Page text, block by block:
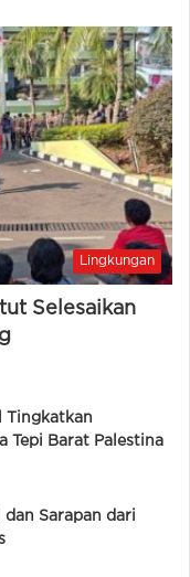
Lingkungan
Selesaikan
Tingkatkan
Tepi Barat Palestina
dan Sarapan dari